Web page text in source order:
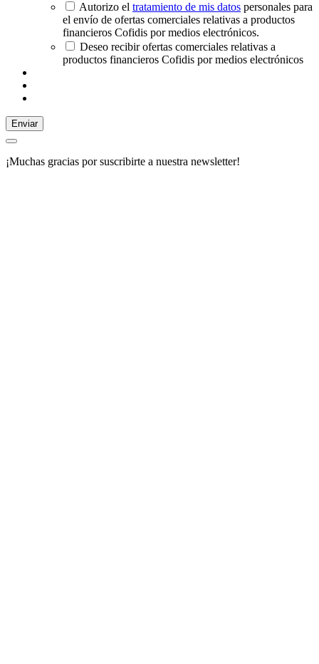
Autorizo el tratamiento de mis datos personales para
el envío de ofertas comerciales relativas a productos
financieros Cofidis por medios electrónicos.
Deseo recibir ofertas comerciales relativas a
productos financieros Cofidis por medios electrónicos
Enviar
¡Muchas gracias por suscribirte a nuestra newsletter!